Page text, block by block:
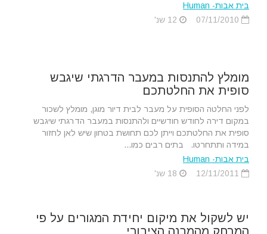
בית אבות- Human
מומלץ להתנסות במעבר הדרגתי שיגבש
סופית את החלטתכם
לפני החלטה הסופית על מעבר לבית דיור מוגן, מומלץ לשכור
במקום דירה לחודש חודשיים ולהתנסות במעבר הדרגתי שיגבש
סופית את החלטתכם וייתן לכם תחושת בטחון שיש לאן לחזור
במידה ותתחרטו. בתים רבים כמו...
בית אבות- Human
יש לשקול את מיקום יחידת המגורים על פי
המרחק מהמבנה הציבורי